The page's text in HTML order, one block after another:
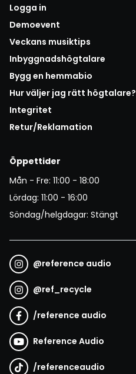
Logga in
Demoevent
Veckans musiktips
Inbyggnadshögtalare
Bygg en hemmabio
Hur väljer jag rätt högtalare?
Integritet
Retur/Reklamation
Öppettider
Mån - Fre: 11:00 - 18:00
Lördag: 11:00 - 16:00
Söndag/helgdagar: Stängt
@reference audio
@ref_recycle
/reference audio
Reference Audio
/referenceaudio